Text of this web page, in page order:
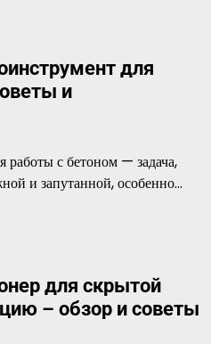
для
и
работы с бетоном — задача,
и запутанной, особенно…
для скрытой
– обзор и советы